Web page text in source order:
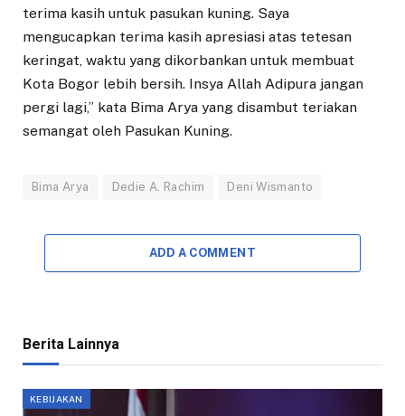
terima kasih untuk pasukan kuning. Saya
mengucapkan terima kasih apresiasi atas tetesan
keringat, waktu yang dikorbankan untuk membuat
Kota Bogor lebih bersih. Insya Allah Adipura jangan
pergi lagi,” kata Bima Arya yang disambut teriakan
semangat oleh Pasukan Kuning.
Bima Arya Dedie A. Rachim Deni Wismanto
ADD A COMMENT
Berita Lainnya
KEBIJAKAN